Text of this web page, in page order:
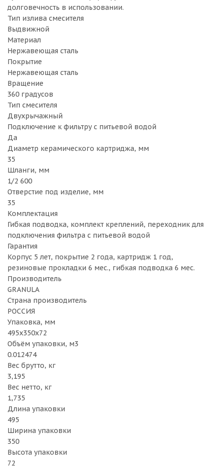
долговечность в использовании.
Тип излива смесителя
Выдвижной
Материал
Нержавеющая сталь
Покрытие
Нержавеющая сталь
Вращение
360 градусов
Тип смесителя
Двухрычажный
Подключение к фильтру с питьевой водой
Да
Диаметр керамического картриджа, мм
35
Шланги, мм
1/2 600
Отверстие под изделие, мм
35
Комплектация
Гибкая подводка, комплект креплений, переходник для
подключения фильтра с питьевой водой
Гарантия
Корпус 5 лет, покрытие 2 года, картридж 1 год,
резиновые прокладки 6 мес., гибкая подводка 6 мес.
Производитель
GRANULA
Страна производитель
РОССИЯ
Упаковка, мм
495х350х72
Объём упаковки, м3
0.012474
Вес брутто, кг
3,195
Вес нетто, кг
1,735
Длина упаковки
495
Ширина упаковки
350
Высота упаковки
72